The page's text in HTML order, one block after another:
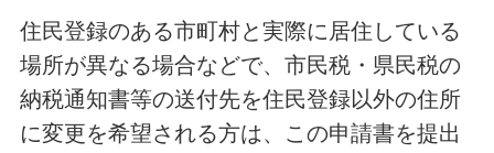
住民登録のある市町村と実際に居住している
場所が異なる場合などで、市民税・県民税の
納税通知書等の送付先を住民登録以外の住所
に変更を希望される方は、この申請書を提出